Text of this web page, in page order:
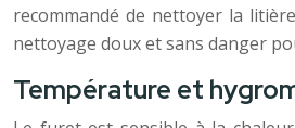
recommandé de nettoyer la
nettoyage doux et sans danger
Température et